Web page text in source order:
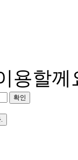
용할께
확인